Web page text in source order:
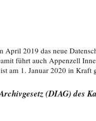
April 2019 das neue
führt auch Appenzell
am 1. Januar 2020 in Kraft
(DIAG) des